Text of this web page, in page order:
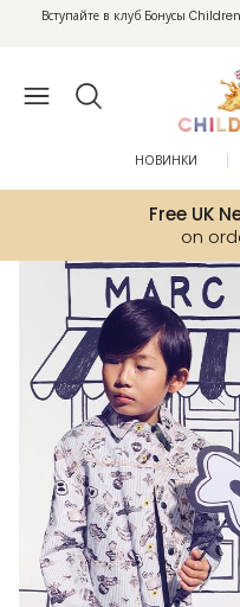
Enjoy 10% off your first
Вступайте в клуб Бонусы
Free UK
on
НОВИНКИ